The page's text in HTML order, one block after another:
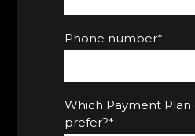
Phone number*
Which Payment Plan
prefer?*